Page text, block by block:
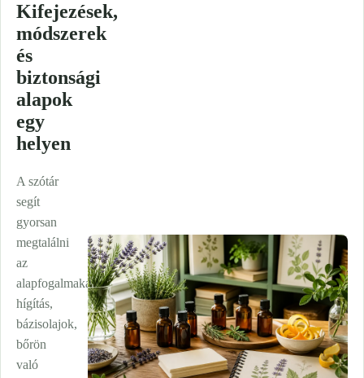
Kifejezések,
módszerek
és
biztonsági
alapok
egy
helyen
A szótár
segít
gyorsan
megtalálni
az
alapfogalmakat:
hígítás,
bázisolajok,
bőrön
való